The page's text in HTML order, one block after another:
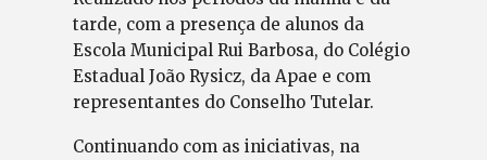
tarde, com a presença de alunos da
Escola Municipal Rui Barbosa, do Colégio
Estadual João Rysicz, da Apae e com
representantes do Conselho Tutelar.
Continuando com as iniciativas, na